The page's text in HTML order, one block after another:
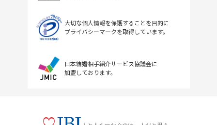
大切な個人情報を保護することを目的に
プライバシーマークを取得しています。
日本結婚相手紹介サービス協議会に
加盟しております。